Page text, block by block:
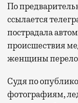
По
ссылается
пострадала
происшествия
женщины
Судя по
фотографиям,